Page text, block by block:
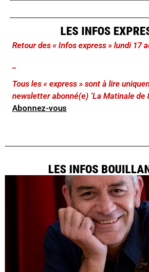
LES INFOS
Retour des « Infos express » lundi 17
Tous les « express » sont à lire
newsletter abonné(e) ‘La Matinale de
Abonnez-vous
LES INFOS